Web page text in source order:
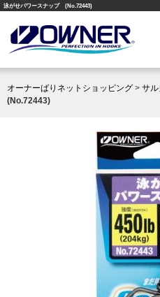
泳がせパワースナップ (No.72443)
オーナーばりネットショッピング > サル
(No.72443)